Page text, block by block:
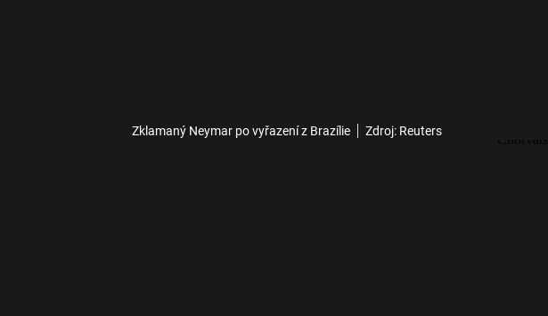
Zklamaný Neymar po vyřazení z Brazílie Zdroj: Reuters